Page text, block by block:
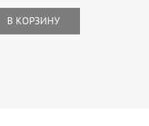
В КОРЗИНУ